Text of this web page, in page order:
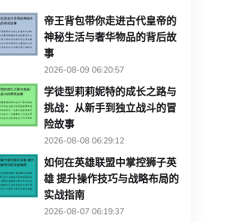
帝王背包带你走进古代皇帝的
神秘生活与奢华物品的背后故
事
2026-08-09 06:20:57
学徒型莉莉妮特的成长之路与
挑战：从新手到独立战斗的冒
险故事
2026-08-08 06:29:12
如何在英雄联盟中掌控狮子英
雄 提升操作技巧与战略布局的
实战指南
2026-08-07 06:19:37